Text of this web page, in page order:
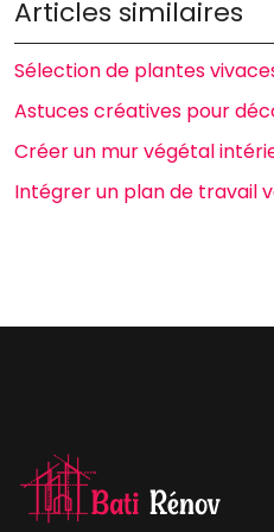
Articles similaires
Sélection de plantes
Astuces créatives pour
Créer un mur végétal
Intégrer un plan de travail